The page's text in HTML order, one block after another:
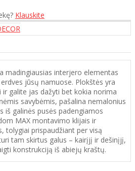
Klauskite
madingiausias interjero elementas
jūsų namuose. Plokštės yra
ir galite jas dažyti bet kokia norima
savybėmis, pašalina nemalonius
iš galinės pusės padengiamos
MAX montavimo klijais ir
tolygiai prispaudžiant per visą
tam skirtus galus – kairįjį ir dešinįjį,
konstrukciją iš abiejų kraštų.